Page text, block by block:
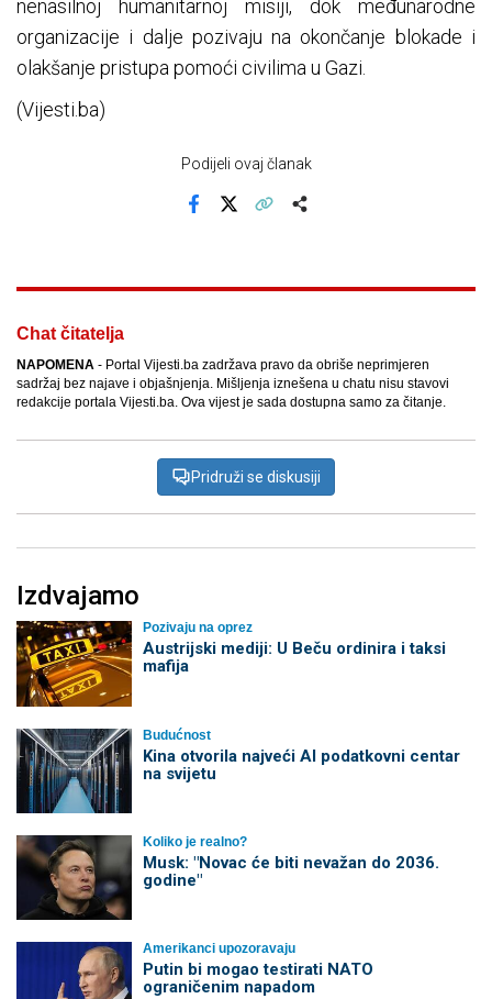
nenasilnoj humanitarnoj misiji, dok međunarodne
organizacije i dalje pozivaju na okončanje blokade i
olakšanje pristupa pomoći civilima u Gazi.
(Vijesti.ba)
Podijeli ovaj članak
Chat čitatelja
NAPOMENA - Portal Vijesti.ba zadržava pravo da obriše neprimjeren
sadržaj bez najave i objašnjenja. Mišljenja iznešena u chatu nisu stavovi
redakcije portala Vijesti.ba. Ova vijest je sada dostupna samo za čitanje.
Pridruži se diskusiji
Izdvajamo
Pozivaju na oprez
Austrijski mediji: U Beču ordinira i taksi
mafija
Budućnost
Kina otvorila najveći AI podatkovni centar
na svijetu
Koliko je realno?
Musk: "Novac će biti nevažan do 2036.
godine"
Amerikanci upozoravaju
Putin bi mogao testirati NATO
ograničenim napadom